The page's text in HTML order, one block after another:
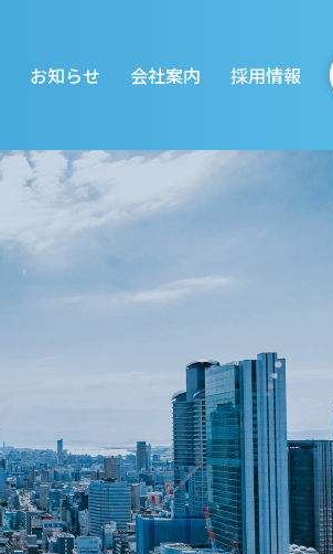
お知らせ 会社案内 採用情報